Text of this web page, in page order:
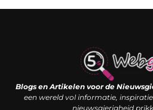
Blogs en Artikelen voor de
een wereld vol informatie,
nieuwsgierigheid